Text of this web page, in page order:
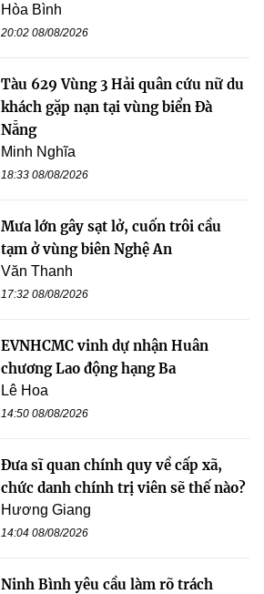
Hòa Bình
20:02 08/08/2026
Tàu 629 Vùng 3 Hải quân cứu nữ du
khách gặp nạn tại vùng biển Đà
Nẵng
Minh Nghĩa
18:33 08/08/2026
Mưa lớn gây sạt lở, cuốn trôi cầu
tạm ở vùng biên Nghệ An
Văn Thanh
17:32 08/08/2026
EVNHCMC vinh dự nhận Huân
chương Lao động hạng Ba
Lê Hoa
14:50 08/08/2026
Đưa sĩ quan chính quy về cấp xã,
chức danh chính trị viên sẽ thế nào?
Hương Giang
14:04 08/08/2026
Ninh Bình yêu cầu làm rõ trách